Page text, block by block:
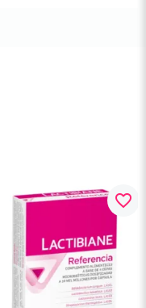
favorite_border